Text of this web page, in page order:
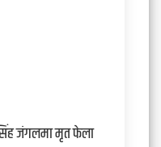
जंगलमा मृत फेला